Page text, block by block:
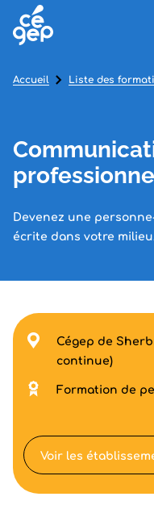
Devenez une
écrite dans votre
Accueil Liste des
Cégep de
continue)
Formation de
Voir les